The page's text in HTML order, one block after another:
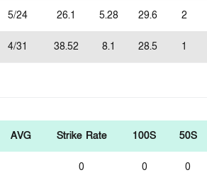
5/24 26.1 5.28 29.6 2
4/31 38.52 8.1 28.5 1
AVG Strike Rate 100S 50S
0 0 0